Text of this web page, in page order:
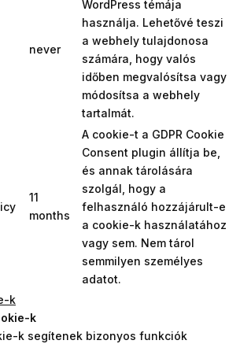
never
WordPress témája
használja. Lehetővé teszi
a webhely tulajdonosa
számára, hogy valós
időben megvalósítsa vagy
módosítsa a webhely
tartalmát.
11
months
A cookie-t a GDPR Cookie
Consent plugin állítja be,
és annak tárolására
szolgál, hogy a
felhasználó hozzájárult-e
a cookie-k használatához
vagy sem. Nem tárol
semmilyen személyes
adatot.
k
k
k segítenek bizonyos funkciók